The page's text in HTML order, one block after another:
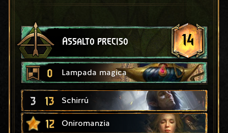
Assalto preciso 14
0 Lampada magica
3 13 Schirrú
12 Oniromanzia